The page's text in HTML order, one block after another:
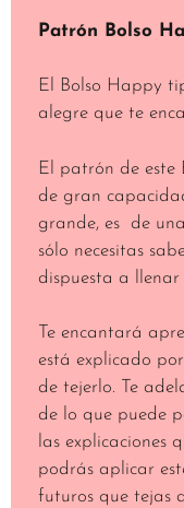
Patrón Bolso
El Bolso Happy
alegre que te
El patrón de este
de gran
grande, es de
sólo necesitas
dispuesta a
Te encantará
está explicado
de tejerlo. Te
de lo que puede
las explicaciones
podrás aplicar
futuros que tejas